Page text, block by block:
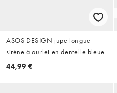
ASOS DESIGN jupe longue
sirène à ourlet en dentelle bleue
44,99 €